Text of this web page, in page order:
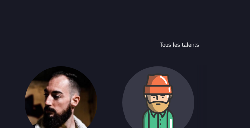
Tous les talents